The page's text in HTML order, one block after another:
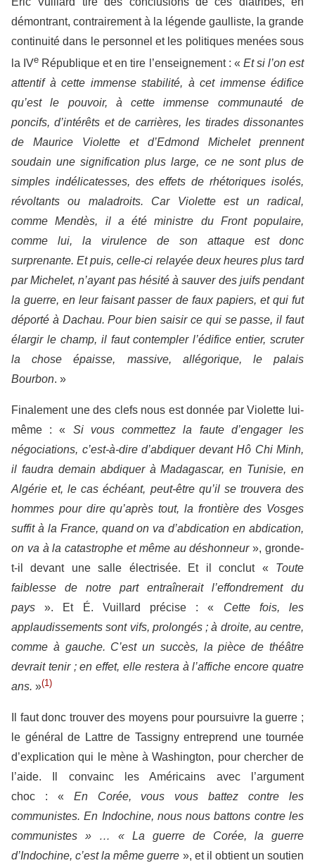
démontrant, contrairement à la légende gaulliste, la grande
continuité dans le personnel et les politiques menées sous
la IVe République et en tire l’enseignement : « Et si l’on est
attentif à cette immense stabilité, à cet immense édifice
qu’est le pouvoir, à cette immense communauté de
poncifs, d’intérêts et de carrières, les tirades dissonantes
de Maurice Violette et d’Edmond Michelet prennent
soudain une signification plus large, ce ne sont plus de
simples indélicatesses, des effets de rhétoriques isolés,
révoltants ou maladroits. Car Violette est un radical,
comme Mendès, il a été ministre du Front populaire,
comme lui, la virulence de son attaque est donc
surprenante. Et puis, celle-ci relayée deux heures plus tard
par Michelet, n’ayant pas hésité à sauver des juifs pendant
la guerre, en leur faisant passer de faux papiers, et qui fut
déporté à Dachau. Pour bien saisir ce qui se passe, il faut
élargir le champ, il faut contempler l’édifice entier, scruter
la chose épaisse, massive, allégorique, le palais
Bourbon. »
Finalement une des clefs nous est donnée par Violette lui-
même : « Si vous commettez la faute d’engager les
négociations, c’est-à-dire d’abdiquer devant Hô Chi Minh,
il faudra demain abdiquer à Madagascar, en Tunisie, en
Algérie et, le cas échéant, peut-être qu’il se trouvera des
hommes pour dire qu’après tout, la frontière des Vosges
suffit à la France, quand on va d’abdication en abdication,
on va à la catastrophe et même au déshonneur», gronde-
t-il devant une salle électrisée. Et il conclut « Toute
faiblesse de notre part entraînerait l’effondrement du
pays ». Et É. Vuillard précise : « Cette fois, les
applaudissements sont vifs, prolongés ; à droite, au centre,
comme à gauche. C’est un succès, la pièce de théâtre
devrait tenir ; en effet, elle restera à l’affiche encore quatre
ans. »(1)
Il faut donc trouver des moyens pour poursuivre la guerre ;
le général de Lattre de Tassigny entreprend une tournée
d’explication qui le mène à Washington, pour chercher de
l’aide. Il convainc les Américains avec l’argument
choc : « En Corée, vous vous battez contre les
communistes. En Indochine, nous nous battons contre les
communistes » … « La guerre de Corée, la guerre
d’Indochine, c’est la même guerre », et il obtient un soutien